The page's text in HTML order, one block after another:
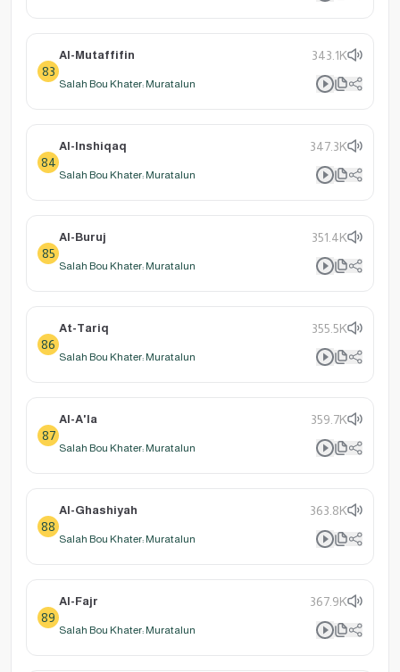
83
Al-Mutaffifin 343.1K
Salah Bou Khater: Muratalun
84
Al-Inshiqaq 347.3K
Salah Bou Khater: Muratalun
85
Al-Buruj 351.4K
Salah Bou Khater: Muratalun
86
At-Tariq 355.5K
Salah Bou Khater: Muratalun
87
Al-A'la 359.7K
Salah Bou Khater: Muratalun
88
Al-Ghashiyah 363.8K
Salah Bou Khater: Muratalun
89
Al-Fajr 367.9K
Salah Bou Khater: Muratalun